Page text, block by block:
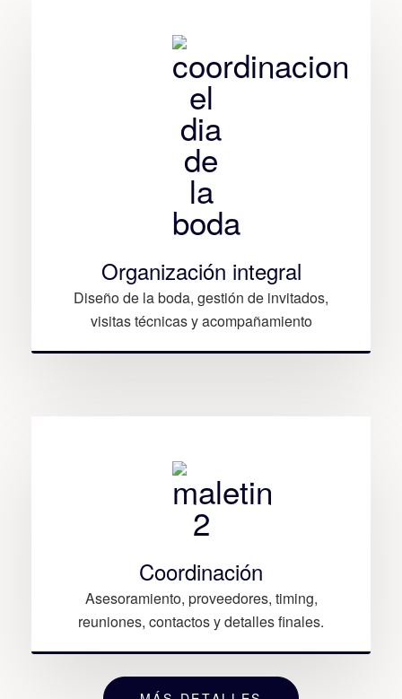
Organización integral
Diseño de la boda, gestión de invitados,
visitas técnicas y acompañamiento
Coordinación
Asesoramiento, proveedores, timing,
reuniones, contactos y detalles finales.